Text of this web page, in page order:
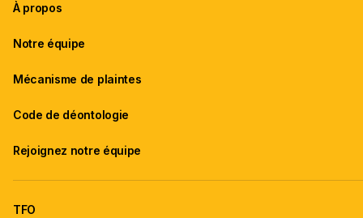
À propos
Notre équipe
Mécanisme de plaintes
Code de déontologie
Rejoignez notre équipe
TFO